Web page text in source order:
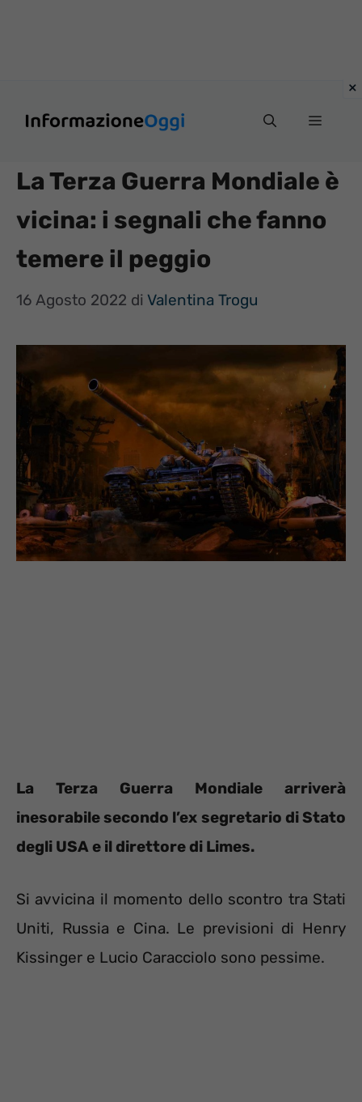
Menu
La Terza Guerra Mondiale è
vicina: i segnali che fanno
temere il peggio
16 Agosto 2022 di Valentina Trogu
La Terza Guerra Mondiale arriverà
inesorabile secondo l’ex segretario di Stato
degli USA e il direttore di Limes.
Si avvicina il momento dello scontro tra Stati
Uniti, Russia e Cina. Le previsioni di Henry
Kissinger e Lucio Caracciolo sono pessime.